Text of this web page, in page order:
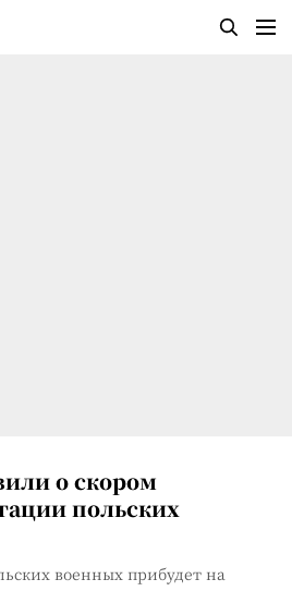
о скором
польских
военных прибудет на